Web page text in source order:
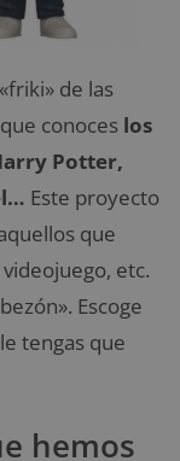
de las
conoces los
Potter,
Este proyecto
que
etc.
Escoge
tengas que
hemos